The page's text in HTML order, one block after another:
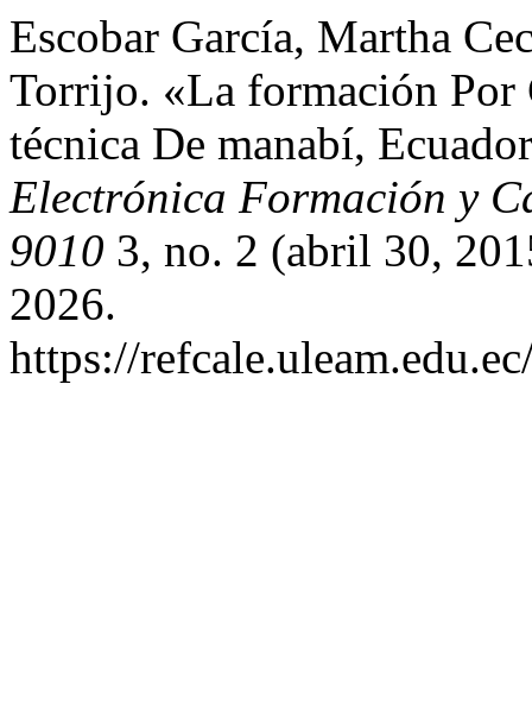
Escobar García, Martha
Torrijo. «La formación Por
técnica De manabí,
Electrónica Formación y
9010 3, no. 2 (abril 30,
2026.
https://